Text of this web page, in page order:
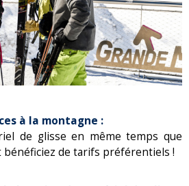
à la montagne :
de glisse en même temps que
de tarifs préférentiels !